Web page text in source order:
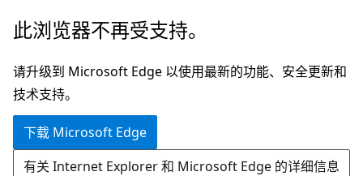
跳
主
要
内
此浏览器不再受支持。
请升级到 Microsoft Edge 以使用最新的功能、安全更新和
技术支持。
下载 Microsoft Edge
有关 Internet Explorer 和 Microsoft Edge 的详细信息